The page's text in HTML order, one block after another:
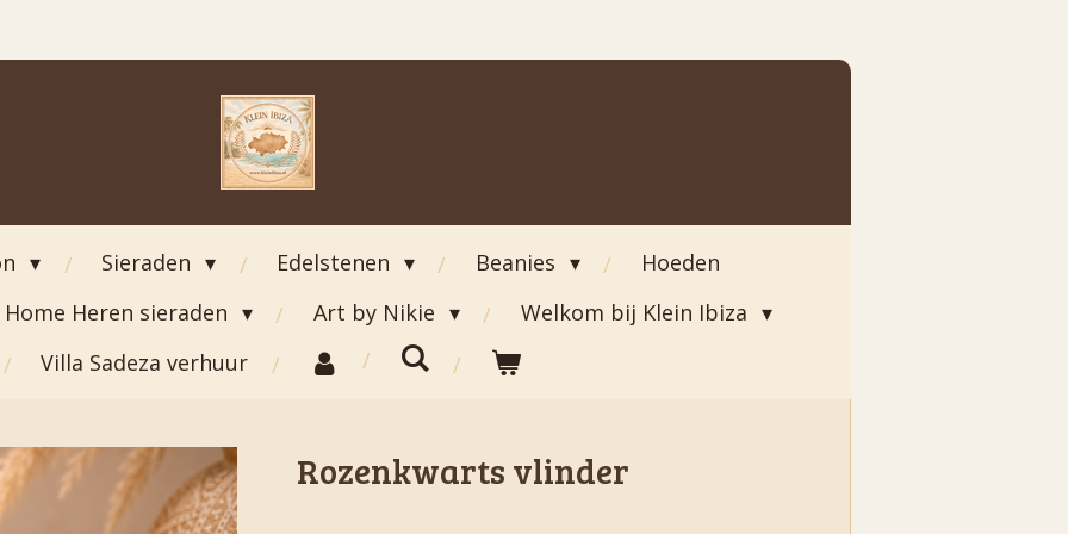
Sieraden Edelstenen Beanies
Hoeden
Home Heren sieraden Art by Nikie
Welkom bij Klein Ibiza
Villa Sadeza verhuur
Rozenkwarts vlinder